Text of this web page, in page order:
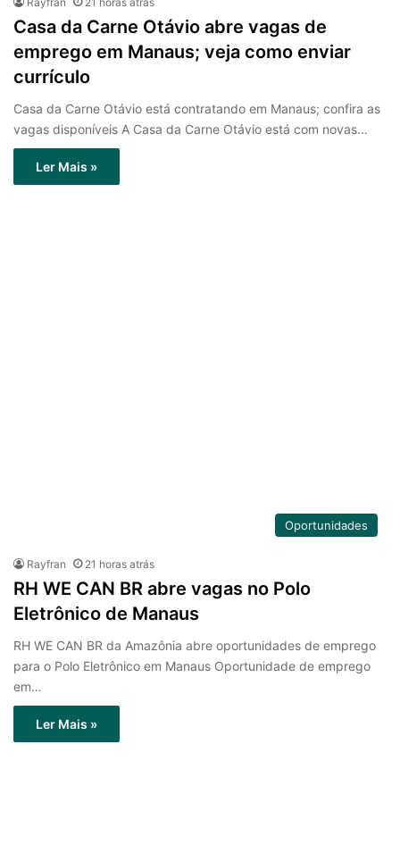
Casa da Carne Otávio abre vagas de
emprego em Manaus; veja como enviar
currículo
Casa da Carne Otávio está contratando em Manaus; confira as
vagas disponíveis A Casa da Carne Otávio está com novas…
Ler Mais »
Oportunidades
Rayfran 21 horas atrás
RH WE CAN BR abre vagas no Polo
Eletrônico de Manaus
RH WE CAN BR da Amazônia abre oportunidades de emprego
para o Polo Eletrônico em Manaus Oportunidade de emprego
em…
Ler Mais »